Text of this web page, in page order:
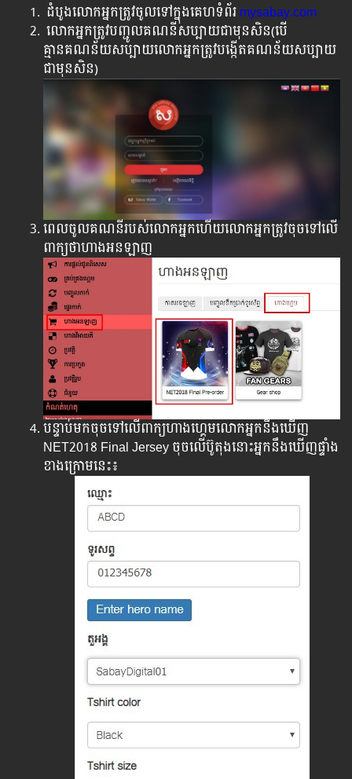
ដំបូងលោកអ្នកត្រូវចូលទៅក្នុងគេហទំព័រmysabay.com
លោកអ្នកត្រូវបញ្ជូលគណនីសប្បាយជាមុនសិន​(បើ
គ្មានគណន័យសប្បាយលោកអ្នកត្រូវបង្កើតគណន័យសប្បាយ
ជាមុនសិន)
ពេលចូលគណនីរបស់លោកអ្នកហើយលោកអ្នកត្រូវចុចទៅលើ
ពាក្យថាហាងអនឡាញ
បន្ទាប់មកចុចទៅលើពាក្យហាងហ្គេមលោកអ្នកនឹងឃើញ
NET2018 Final Jersey ចុចលើប៊ូតុងនោះអ្នកនឹងឃើញផ្ទាំង
ខាងក្រោមនេះ៖